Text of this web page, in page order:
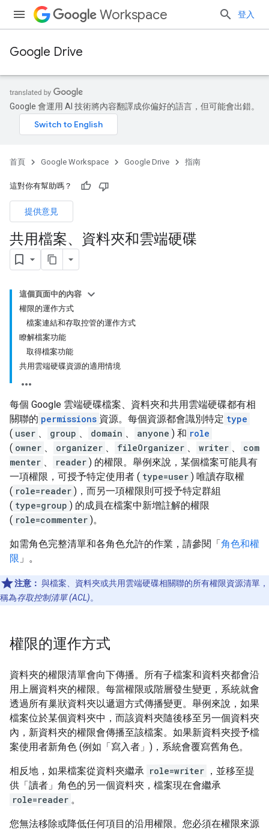
Workspace 登入
Google Drive
Google 會運用 AI 技術將內容翻譯成你偏好的語言，但可能會出錯。
首頁 Google Workspace Google Drive 指南
這對你有幫助嗎？
提供意見
共用檔案、資料夾和雲端硬碟
這個頁面中的內容
權限的運作方式
檔案連結和存取控管的運作方式
瞭解檔案功能
取得檔案功能
共用雲端硬碟資源的適用情境
每個 Google 雲端硬碟檔案、資料夾和共用雲端硬碟都有相
關聯的 permissions 資源。每個資源都會識別特定 type
( user 、 group 、 domain 、 anyone ) 和 role
( owner 、 organizer 、 fileOrganizer 、 writer 、
com
menter 、 reader ) 的權限。舉例來說，某個檔案可能具有
一項權限，可授予特定使用者 ( type=user ) 唯讀存取權
( role=reader )，而另一項權限則可授予特定群組
( type=group ) 的成員在檔案中新增註解的權限
( role=commenter )。
如需角色完整清單和各角色允許的作業，請參閱「角色和權
限 」。
注意： 與檔案、資料夾或共用雲端硬碟相關聯的所有權限資源清單，
稱為存取控制清單 (ACL)。
權限的運作方式
資料夾的權限清單會向下傳播。所有子檔案和資料夾都會沿
用上層資料夾的權限。每當權限或階層發生變更，系統就會
透過所有巢狀資料夾以遞迴方式傳播變更。舉例來說，如果
檔案位於某個資料夾中，而該資料夾隨後移至另一個資料夾
內，新資料夾的權限會傳播至該檔案。如果新資料夾授予檔
案使用者新角色 (例如「寫入者」)，系統會覆寫舊角色。
相反地，如果檔案從資料夾繼承 role=writer ，並移至提
供「讀者」角色的另一個資料夾，檔案現在會繼承
role=reader 。
您無法移除或降低任何項目的沿用權限。您必須在權限來源